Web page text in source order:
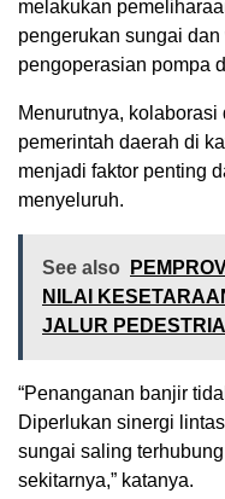
melakukan
pengerukan sungai
pengoperasian pompa
Menurutnya,
pemerintah daerah di
menjadi faktor penting
menyeluruh.
See also
NILAI
JALUR
“Penanganan banjir
Diperlukan sinergi
sungai saling
sekitarnya,” katanya.